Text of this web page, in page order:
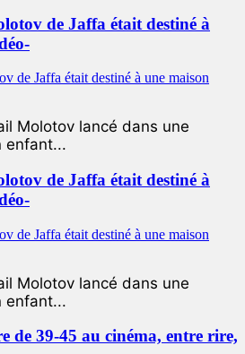
de Jaffa était destiné à
Molotov lancé dans une
enfant...
de Jaffa était destiné à
Molotov lancé dans une
enfant...
de 39-45 au cinéma, entre rire,